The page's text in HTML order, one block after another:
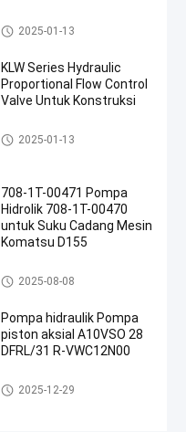
Katup Hidrolik
2025-01-13
KLW Series Hydraulic
Proportional Flow Control
Valve Untuk Konstruksi
Katup Hidrolik
2025-01-13
708-1T-00471 Pompa
Hidrolik 708-1T-00470
untuk Suku Cadang Mesin
Komatsu D155
Pompa Hidrolik Piston
2025-08-08
Pompa hidraulik Pompa
piston aksial A10VSO 28
DFRL/31 R-VWC12N00
Pompa hidrolik
2025-12-29